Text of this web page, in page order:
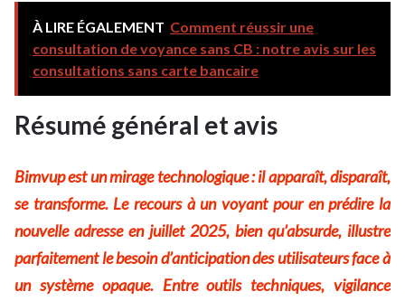
À LIRE ÉGALEMENT Comment réussir une
consultation de voyance sans CB : notre avis sur les
consultations sans carte bancaire
Résumé général et avis
Bimvup est un mirage technologique : il apparaît, disparaît,
se transforme. Le recours à un voyant pour en prédire la
nouvelle adresse en juillet 2025, bien qu’absurde, illustre
parfaitement le besoin d’anticipation des utilisateurs face à
un système opaque. Entre outils techniques, vigilance